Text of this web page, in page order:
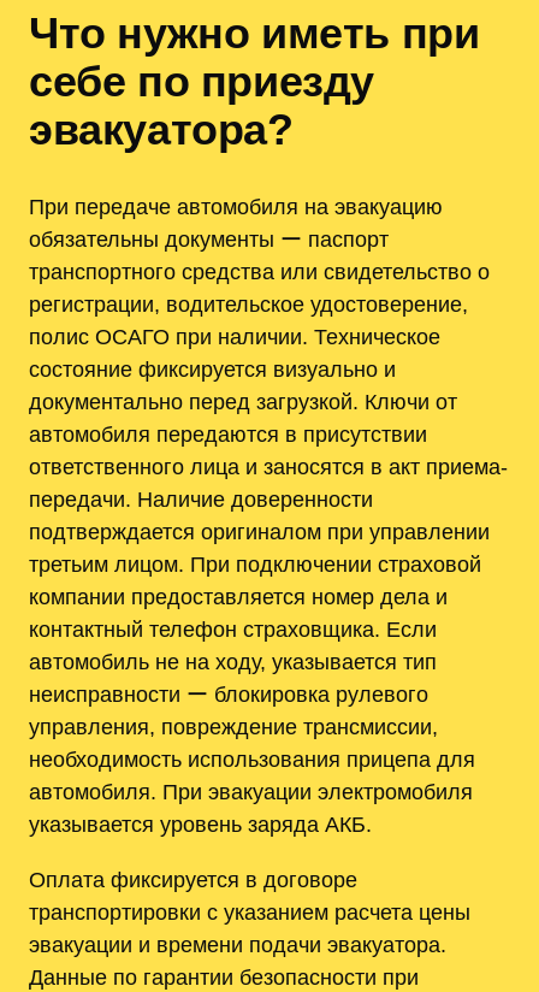
Что нужно иметь при
себе по приезду
эвакуатора?
При передаче автомобиля на эвакуацию
обязательны документы ー паспорт
транспортного средства или свидетельство о
регистрации, водительское удостоверение,
полис ОСАГО при наличии. Техническое
состояние фиксируется визуально и
документально перед загрузкой. Ключи от
автомобиля передаются в присутствии
ответственного лица и заносятся в акт приема-
передачи. Наличие доверенности
подтверждается оригиналом при управлении
третьим лицом. При подключении страховой
компании предоставляется номер дела и
контактный телефон страховщика. Если
автомобиль не на ходу, указывается тип
неисправности ー блокировка рулевого
управления, повреждение трансмиссии,
необходимость использования прицепа для
автомобиля. При эвакуации электромобиля
указывается уровень заряда АКБ.
Оплата фиксируется в договоре
транспортировки с указанием расчета цены
эвакуации и времени подачи эвакуатора.
Данные по гарантии безопасности при